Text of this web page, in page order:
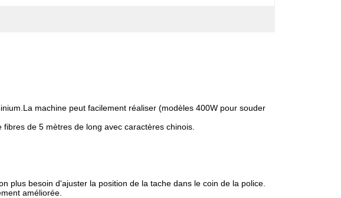
machine peut facilement réaliser (modèles 400W pour souder
de 5 mètres de long avec caractères chinois.
plus besoin d'ajuster la position de la tache dans le coin de la police.
améliorée.